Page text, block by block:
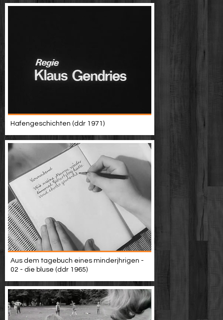
Hafengeschichten (ddr 1971)
Aus dem tagebuch eines minderjhrigen -
02 - die bluse (ddr 1965)